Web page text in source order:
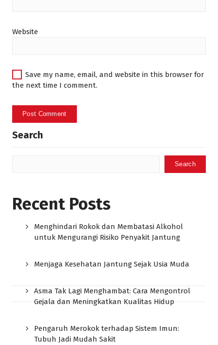
Website
Save my name, email, and website in this browser for
the next time I comment.
Search
Search
Recent Posts
Menghindari Rokok dan Membatasi Alkohol
untuk Mengurangi Risiko Penyakit Jantung
Menjaga Kesehatan Jantung Sejak Usia Muda
Asma Tak Lagi Menghambat: Cara Mengontrol
Gejala dan Meningkatkan Kualitas Hidup
Pengaruh Merokok terhadap Sistem Imun:
Tubuh Jadi Mudah Sakit